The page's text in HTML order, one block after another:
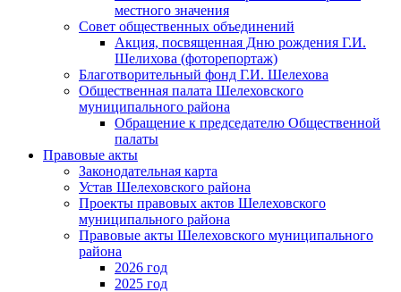
местного значения
Совет общественных объединений
Акция, посвященная Дню рождения Г.И.
Шелихова (фоторепортаж)
Благотворительный фонд Г.И. Шелехова
Общественная палата Шелеховского
муниципального района
Обращение к председателю Общественной
палаты
Правовые акты
Законодательная карта
Устав Шелеховского района
Проекты правовых актов Шелеховского
муниципального района
Правовые акты Шелеховского муниципального
района
2026 год
2025 год